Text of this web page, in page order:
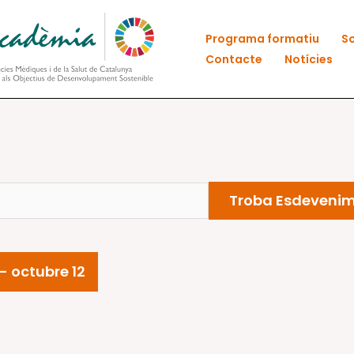
Programa formatiu
Contacte
Notícies
Troba
- octubre 12